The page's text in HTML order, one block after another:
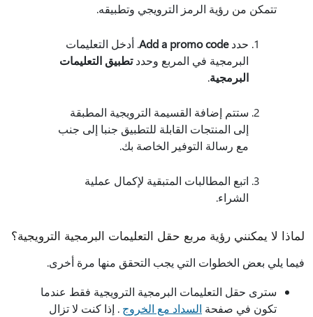
تتمكن من رؤية الرمز الترويجي وتطبيقه.
حددAdd a promo code. أدخل التعليمات
البرمجية في المربع وحددتطبيق التعليمات
البرمجية.
ستتم إضافة القسيمة الترويجية المطبقة
إلى المنتجات القابلة للتطبيق جنبا إلى جنب
مع رسالة التوفير الخاصة بك.
اتبع المطالبات المتبقية لإكمال عملية
الشراء.
لماذا لا يمكنني رؤية مربع حقل التعليمات البرمجية الترويجية؟
فيما يلي بعض الخطوات التي يجب التحقق منها مرة أخرى.
سترى حقل التعليمات البرمجية الترويجية فقط عندما
تكون في صفحة السداد مع الخروج . إذا كنت لا تزال